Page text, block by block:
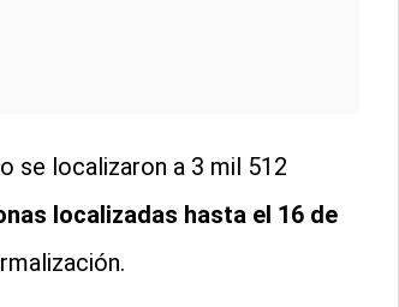
se localizaron a 3 mil 512
localizadas hasta el 16 de